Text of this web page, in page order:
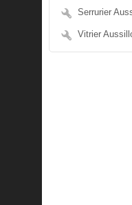
Serrurier
Vitrier